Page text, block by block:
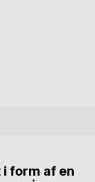
form af en